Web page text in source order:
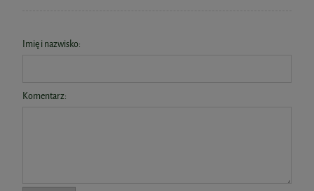
Imię i nazwisko:
Komentarz: